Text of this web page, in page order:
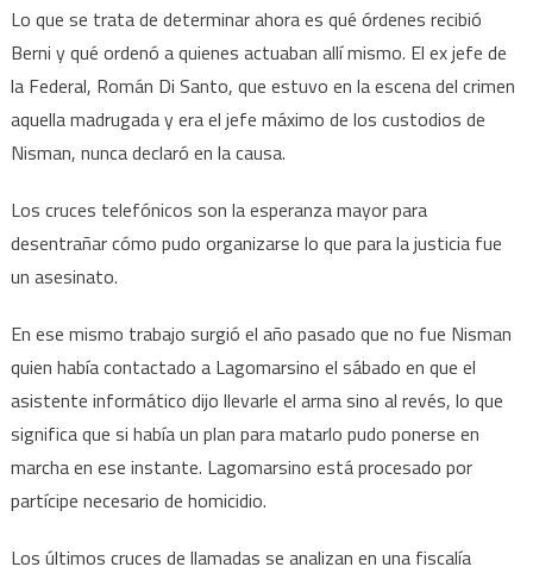
Lo que se trata de determinar ahora es qué órdenes recibió
Berni y qué ordenó a quienes actuaban allí mismo. El ex jefe de
la Federal, Román Di Santo, que estuvo en la escena del crimen
aquella madrugada y era el jefe máximo de los custodios de
Nisman, nunca declaró en la causa.
Los cruces telefónicos son la esperanza mayor para
desentrañar cómo pudo organizarse lo que para la justicia fue
un asesinato.
En ese mismo trabajo surgió el año pasado que no fue Nisman
quien había contactado a Lagomarsino el sábado en que el
asistente informático dijo llevarle el arma sino al revés, lo que
significa que si había un plan para matarlo pudo ponerse en
marcha en ese instante. Lagomarsino está procesado por
partícipe necesario de homicidio.
Los últimos cruces de llamadas se analizan en una fiscalía